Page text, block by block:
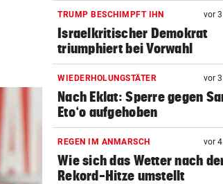
TRUMP BESCHIMPFT IHN vor
Israelkritischer Demokrat
triumphiert bei Vorwahl
WIEDERHOLUNGSTÄTER vor
Nach Eklat: Sperre gegen
Eto‘o aufgehoben
REGEN IM ANMARSCH vor
Wie sich das Wetter nach
Rekord-Hitze umstellt